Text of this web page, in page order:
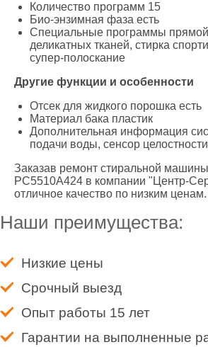
Количество программ 15
Био-энзимная фаза есть
Специальные программы прямой
деликатных тканей, стирка
супер-полоскание
Другие функции и особенности
Отсек для жидкого порошка есть
Материал бака пластик
Дополнительная информация
подачи воды, сенсор
Заказав ремонт стиральной
PC5510A424 в компании "Центр-
отличное качество по низким ценам.
Наши преимущества:
Низкие цены
Срочный выезд
Опыт работы 15 лет
Гарантии на выполненные